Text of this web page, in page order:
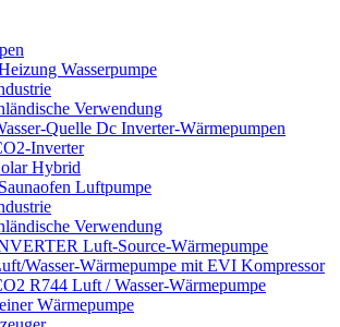
Wasserpumpe
Verwendung
Quelle Dc Inverter-Wärmepumpen
Inverter
Hybrid
Luftpumpe
Verwendung
Luft-Source-Wärmepumpe
Wasser-Wärmepumpe mit EVI Kompressor
R744 Luft / Wasser-Wärmepumpe
Wärmepumpe